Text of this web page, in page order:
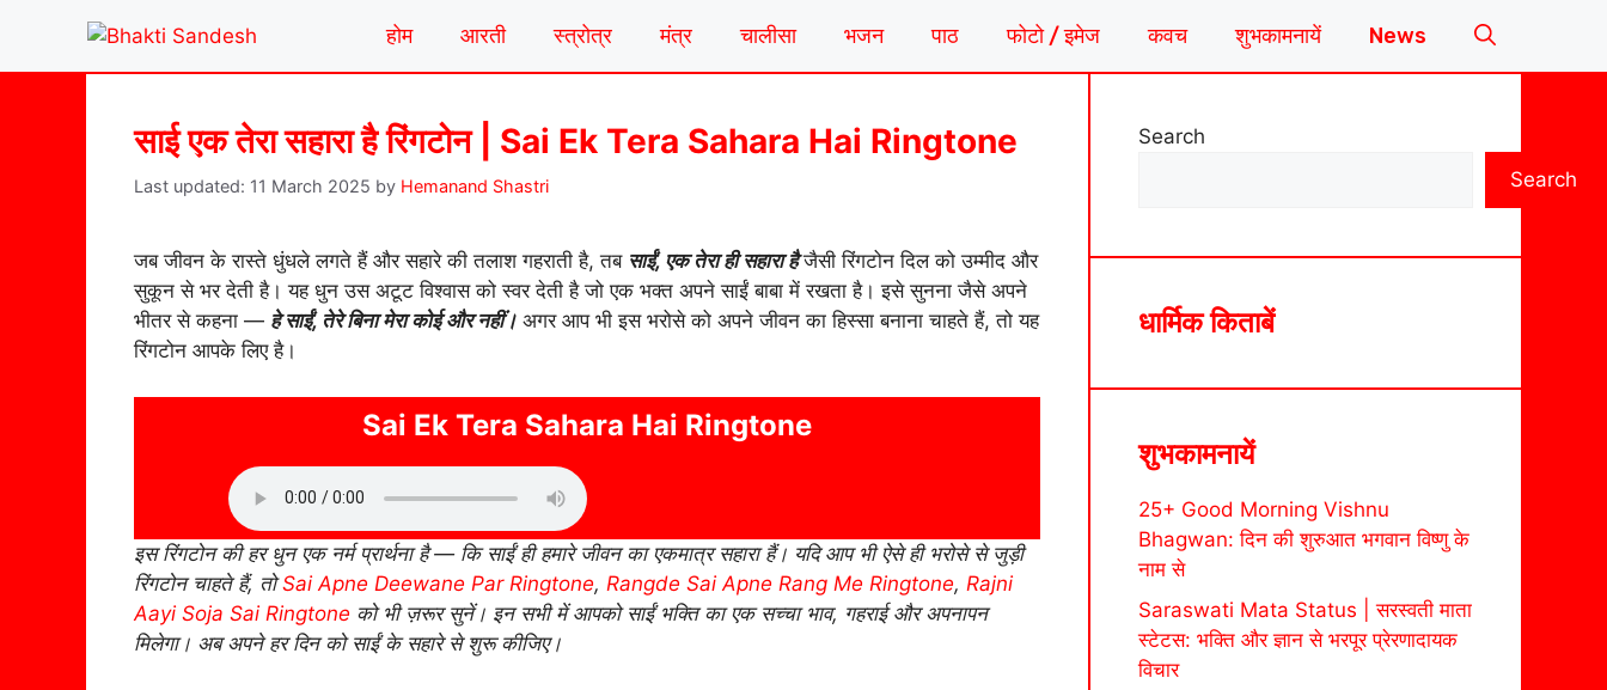
content
होम आरती स्त्रोत्र मंत्र चालीसा भजन पाठ फोटो / इमेज कवच शुभकामनायें News
साई एक तेरा सहारा है रिंगटोन | Sai Ek Tera Sahara Hai Ringtone
11 March 2025 by Hemanand Shastri
जब जीवन के रास्ते धुंधले लगते हैं और सहारे की तलाश गहराती है, तब साईं, एक तेरा ही सहारा हैजैसी रिंगटोन दिल को उम्मीद और
सुकून से भर देती है। यह धुन उस अटूट विश्वास को स्वर देती है जो एक भक्त अपने साईं बाबा में रखता है। इसे सुनना जैसे अपने
भीतर से कहना — हे साईं, तेरे बिना मेरा कोई और नहीं। अगर आप भी इस भरोसे को अपने जीवन का हिस्सा बनाना चाहते हैं, तो यह
रिंगटोन आपके लिए है।
Sai Ek Tera Sahara Hai Ringtone
इस रिंगटोन की हर धुन एक नर्म प्रार्थना है — कि साईं ही हमारे जीवन का एकमात्र सहारा हैं। यदि आप भी ऐसे ही भरोसे से जुड़ी
रिंगटोन चाहते हैं, तोSai Apne Deewane Par Ringtone, Rangde Sai Apne Rang Me Ringtone, Rajni
Aayi Soja Sai Ringtone को भी ज़रूर सुनें। इन सभी में आपको साईं भक्ति का एक सच्चा भाव, गहराई और अपनापन
मिलेगा। अब अपने हर दिन को साईं के सहारे से शुरू कीजिए।
Search
Search
धार्मिक किताबें
शुभकामनायें
25+ Good Morning Vishnu
Bhagwan: दिन की शुरुआत भगवान विष्णु के
नाम से
Saraswati Mata Status | सरस्वती माता
स्टेटस: भक्ति और ज्ञान से भरपूर प्रेरणादायक
विचार